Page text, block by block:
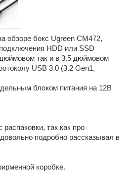
обзоре бокс Ugreen CM472,
HDD или SSD
так и в 3.5 дюймовом
USB 3.0 (3.2 Gen1,
блоком питания на 12В
так как про
подробно рассказывал в
коробке.